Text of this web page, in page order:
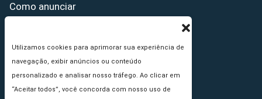
Utilizamos cookies para aprimorar sua experiência de
navegação, exibir anúncios ou conteúdo
personalizado e analisar nosso tráfego. Ao clicar em
“Aceitar todos”, você concorda com nosso uso de
Como anunciar
Princípios Editoriais